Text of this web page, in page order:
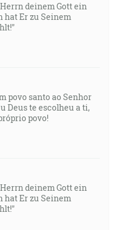
deinem Gott ein
hat Er zu Seinem
povo santo ao Senhor
Deus te escolheu a ti,
povo!
deinem Gott ein
hat Er zu Seinem